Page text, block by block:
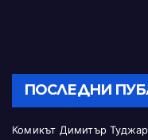
ПОСЛЕДНИ
Комикът Димитър